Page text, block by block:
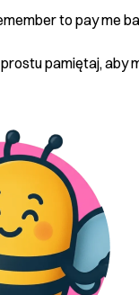
to pay me
pamiętaj, aby